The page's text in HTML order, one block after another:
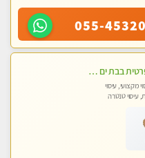
055-
בקליניקה פרטית בבת ים עיסוי לחידוש אנרגיות עיסוי מקצועי מומלץ מאוד ללא מין !!
מקצועי, עיסוי
עיסוי טנטרה